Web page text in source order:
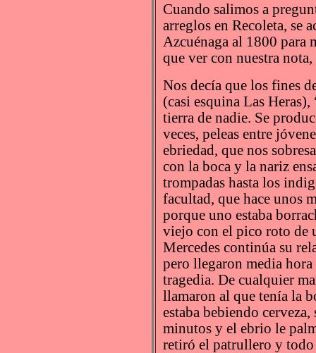
Cuando salimos a
arreglos en Recoleta, se
Azcuénaga al 1800 para
que ver con nuestra
Nos decía que los fines
(casi esquina Las Heras),
tierra de nadie. Se
veces, peleas entre
ebriedad, que nos
con la boca y la nariz
trompadas hasta los
facultad, que hace unos
porque uno estaba
viejo con el pico roto de
Mercedes continúa su
pero llegaron media
tragedia. De cualquier
llamaron al que tenía la
estaba bebiendo
minutos y el ebrio le
retiró el patrullero y todo